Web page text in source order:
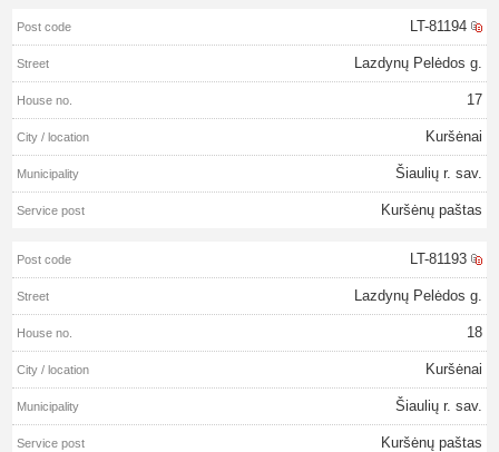
LT-81194
Lazdynų Pelėdos g.
17
Kuršėnai
Šiaulių r. sav.
Kuršėnų paštas
LT-81193
Lazdynų Pelėdos g.
18
Kuršėnai
Šiaulių r. sav.
Kuršėnų paštas